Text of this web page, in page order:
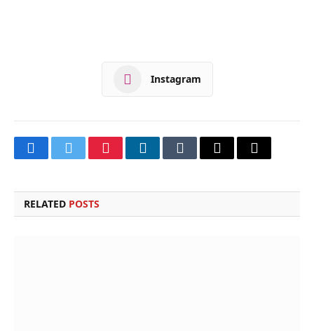
Instagram
FacebookTwitterPinterestLinkedInTumblrEmail
Copy
RELATED POSTS